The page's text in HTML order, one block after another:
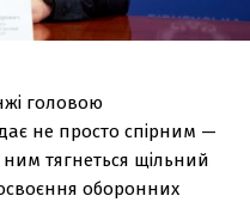
головою
не просто спірним —
тягнеться щільний
оборонних